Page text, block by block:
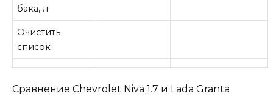
бака, л
Очистить
список
Сравнение Chevrolet Niva 1.7 и Lada Granta